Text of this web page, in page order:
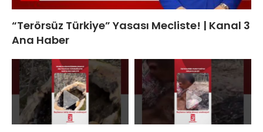
“Terörsüz Türkiye” Yasası Mecliste! | Kanal 3
Ana Haber